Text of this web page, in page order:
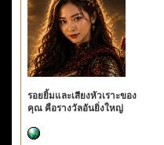
รอยยิ้มและเสียงหัวเราะของ
คุณ คือรางวัลอันยิ่งใหญ่